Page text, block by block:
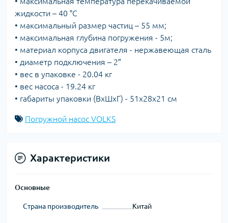
жидкости – 40 °С
• максимальный размер частиц – 55 мм;
• максимальная глубина погружения - 5м;
• материал корпуса двигателя - нержавеющая сталь
• диаметр подключения – 2″
• вес в упаковке - 20.04 кг
• вес насоса - 19.24 кг
• габариты упаковки (ВхШхГ) - 51х28х21 см
Погружной насос VOLKS
Характеристики
Основные
Страна производитель Китай